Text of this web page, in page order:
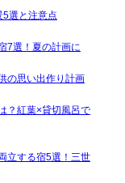
選と注意点
7選！夏の計画に
の思い出作り計画
？紅葉×貸切風呂で
立する宿5選！三世